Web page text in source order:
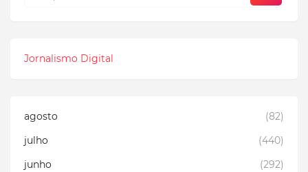
Jornalismo Digital
agosto
(82)
julho
(440)
junho
(292)